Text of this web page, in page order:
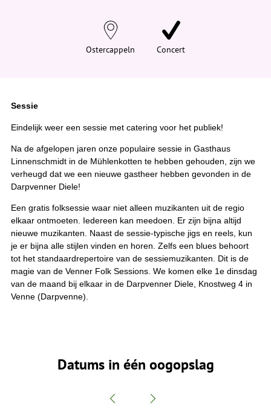
Ostercappeln Concert
Sessie
Eindelijk weer een sessie met catering voor het publiek!
Na de afgelopen jaren onze populaire sessie in Gasthaus
Linnenschmidt in de Mühlenkotten te hebben gehouden, zijn we
verheugd dat we een nieuwe gastheer hebben gevonden in de
Darpvenner Diele!
Een gratis folksessie waar niet alleen muzikanten uit de regio
elkaar ontmoeten. Iedereen kan meedoen. Er zijn bijna altijd
nieuwe muzikanten. Naast de sessie-typische jigs en reels, kun
je er bijna alle stijlen vinden en horen. Zelfs een blues behoort
tot het standaardrepertoire van de sessiemuzikanten. Dit is de
magie van de Venner Folk Sessions. We komen elke 1e dinsdag
van de maand bij elkaar in de Darpvenner Diele, Knostweg 4 in
Venne (Darpvenne).
Datums in één oogopslag